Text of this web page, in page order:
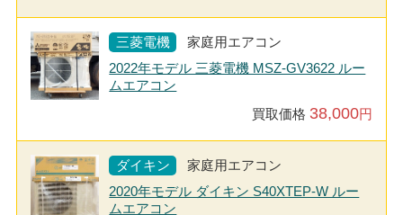
三菱電機
家庭用エアコン
2022年モデル 三菱電機 MSZ-GV3622 ルー
ムエアコン
買取価格 38,000円
ダイキン
家庭用エアコン
2020年モデル ダイキン S40XTEP-W ルー
ムエアコン